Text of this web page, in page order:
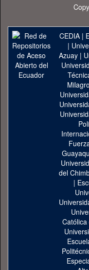
CEDIA|
|
Azuay|
Milagro
del
|